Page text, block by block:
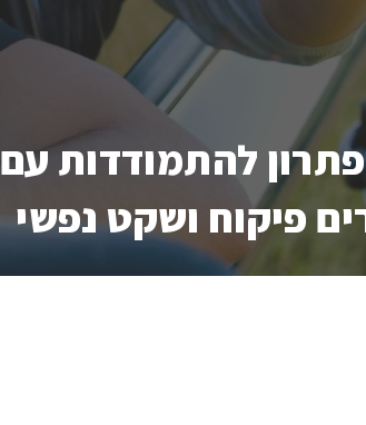
להתמודדות עם
פיקוח ושקט נפשי